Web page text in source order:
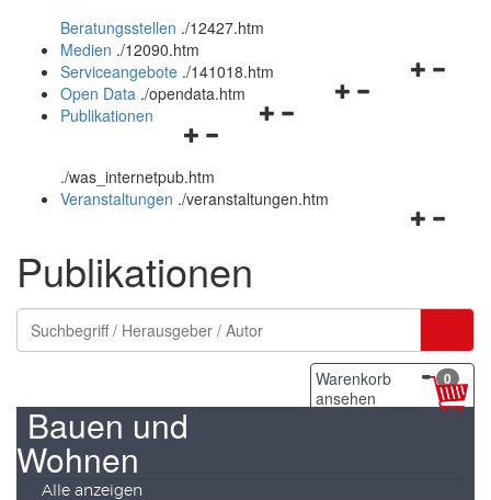
und
schließen
Beratungsstellen ./12427.htm
Medien ./12090.htm
Navigationsmenü
Serviceangebote ./141018.htm
Navigationsmenü
Open Data ./opendata.htm
Navigationsmenü
und
schließen
Publikationen
./was_internetpub.htm
Veranstaltungen ./veranstaltungen.htm
Publikationen
Warenkorb
ansehen
0
Bauen und
Wohnen
Alle anzeigen